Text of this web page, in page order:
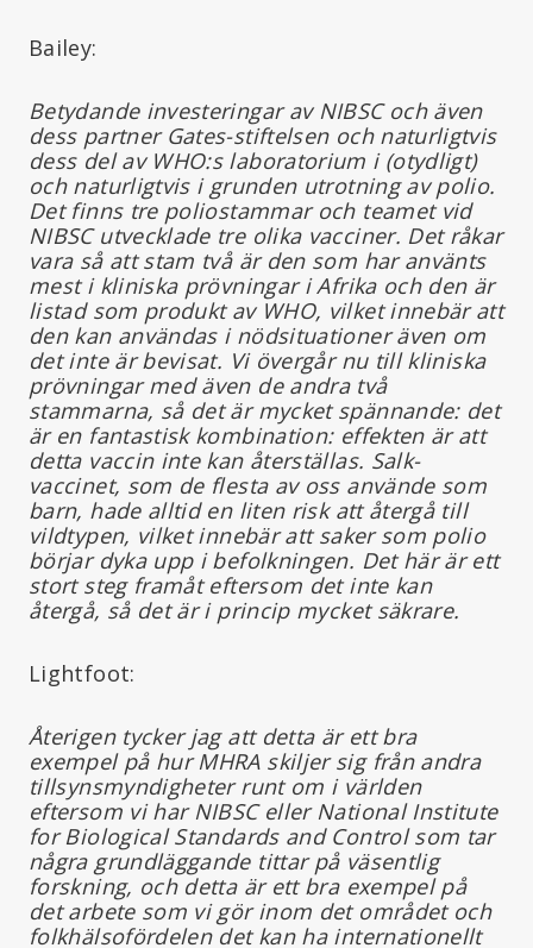
Bailey:
Betydande investeringar av NIBSC och även
dess partner Gates-stiftelsen och naturligtvis
dess del av WHO:s laboratorium i (otydligt)
och naturligtvis i grunden utrotning av polio.
Det finns tre poliostammar och teamet vid
NIBSC utvecklade tre olika vacciner. Det råkar
vara så att stam två är den som har använts
mest i kliniska prövningar i Afrika och den är
listad som produkt av WHO, vilket innebär att
den kan användas i nödsituationer även om
det inte är bevisat. Vi övergår nu till kliniska
prövningar med även de andra två
stammarna, så det är mycket spännande: det
är en fantastisk kombination: effekten är att
detta vaccin inte kan återställas. Salk-
vaccinet, som de flesta av oss använde som
barn, hade alltid en liten risk att återgå till
vildtypen, vilket innebär att saker som polio
börjar dyka upp i befolkningen. Det här är ett
stort steg framåt eftersom det inte kan
återgå, så det är i princip mycket säkrare.
Lightfoot:
Återigen tycker jag att detta är ett bra
exempel på hur MHRA skiljer sig från andra
tillsynsmyndigheter runt om i världen
eftersom vi har NIBSC eller National Institute
for Biological Standards and Control som tar
några grundläggande tittar på väsentlig
forskning, och detta är ett bra exempel på
det arbete som vi gör inom det området och
folkhälsofördelen det kan ha internationellt